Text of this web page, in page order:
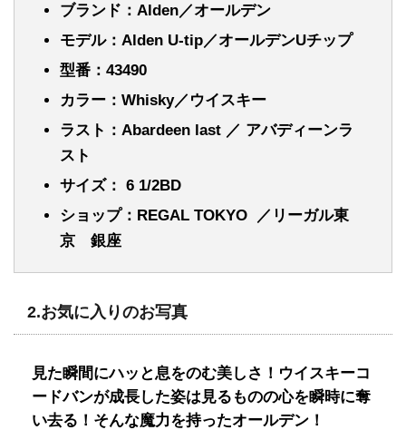
ブランド：Alden／オールデン
モデル：Alden U-tip／オールデンUチップ
型番：43490
カラー：Whisky／ウイスキー
ラスト：Abardeen last ／ アバディーンラ
スト
サイズ： 6 1/2BD
ショップ：REGAL TOKYO ／リーガル東
京 銀座
2.お気に入りのお写真
見た瞬間にハッと息をのむ美しさ！ウイスキーコ
ードバンが成長した姿は見るものの心を瞬時に奪
い去る！そんな魔力を持ったオールデン！